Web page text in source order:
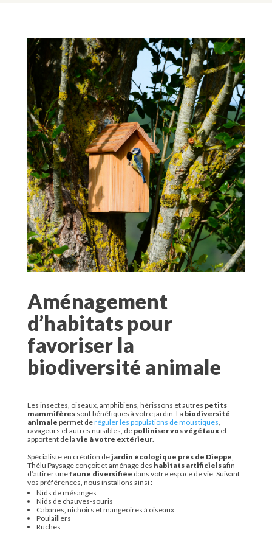
Aménagement
d’habitats pour
favoriser la
biodiversité animale
Les insectes, oiseaux, amphibiens, hérissons et autres petits
mammifèressont bénéfiques à votre jardin. La biodiversité
animale permet deréguler les populations de moustiques,
ravageurs et autres nuisibles, de polliniser vos végétauxet
apportent de la vie à votre extérieur.
Spécialiste en création dejardin écologique près de Dieppe,
Thélu Paysage conçoit et aménage des habitats artificielsafin
d’attirer unefaune diversifiée dans votre espace de vie. Suivant
vos préférences, nous installons ainsi :
Nids de mésanges
Nids de chauves-souris
Cabanes, nichoirs et mangeoires à oiseaux
Poulaillers
Ruches